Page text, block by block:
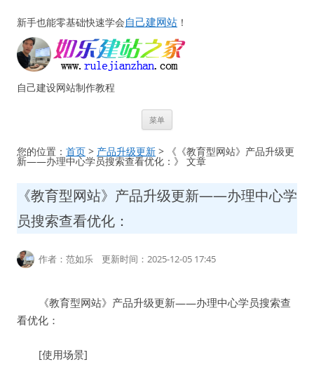
新手也能零基础快速学会自己建网站 ！
自己建设网站制作教程
菜单
文
您的位置： 首页 > 产品升级更新 > 《《教育型网站》产品升级更
新——办理中心学员搜索查看优化：》 文章
《教育型网站》产品升级更新——办理中心学
员搜索查看优化：
作者：范如乐 更新时间：2025-12-05 17:45
《教育型网站》产品升级更新——办理中心学员搜索查
看优化：
[使用场景]